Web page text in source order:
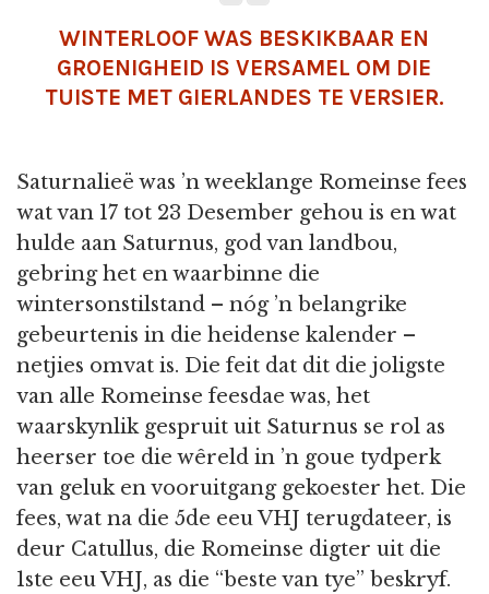
WINTERLOOF WAS BESKIKBAAR EN
GROENIGHEID IS VERSAMEL OM DIE
TUISTE MET GIERLANDES TE VERSIER.
Saturnalieë was ’n weeklange Romeinse fees
wat van 17 tot 23 Desember gehou is en wat
hulde aan Saturnus, god van landbou,
gebring het en waarbinne die
wintersonstilstand – nóg ’n belangrike
gebeurtenis in die heidense kalender –
netjies omvat is. Die feit dat dit die joligste
van alle Romeinse feesdae was, het
waarskynlik gespruit uit Saturnus se rol as
heerser toe die wêreld in ’n goue tydperk
van geluk en vooruitgang gekoester het. Die
fees, wat na die 5de eeu VHJ terugdateer, is
deur Catullus, die Romeinse digter uit die
1ste eeu VHJ, as die “beste van tye” beskryf.